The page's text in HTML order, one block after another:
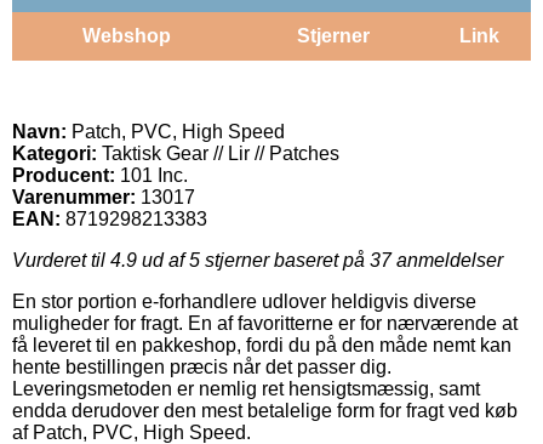
Webshop Stjerner Link
Navn: Patch, PVC, High Speed
Kategori: Taktisk Gear // Lir // Patches
Producent: 101 Inc.
Varenummer: 13017
EAN: 8719298213383
Vurderet til 4.9 ud af 5 stjerner baseret på 37anmeldelser
En stor portion e-forhandlere udlover heldigvis diverse
muligheder for fragt. En af favoritterne er for nærværende at
få leveret til en pakkeshop, fordi du på den måde nemt kan
hente bestillingen præcis når det passer dig.
Leveringsmetoden er nemlig ret hensigtsmæssig, samt
endda derudover den mest betalelige form for fragt ved køb
af Patch, PVC, High Speed.